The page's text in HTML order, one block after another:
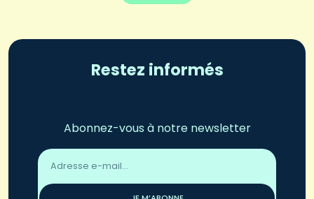
Restez informés
Abonnez-vous à notre newsletter
Adresse
email